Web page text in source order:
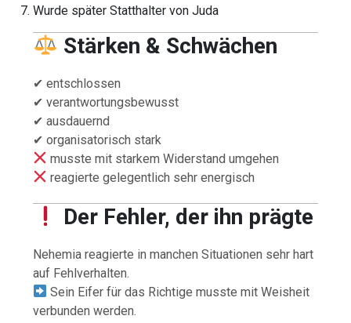
Wurde später Statthalter von Juda
Stärken & Schwächen
✔ entschlossen
✔ verantwortungsbewusst
✔ ausdauernd
✔ organisatorisch stark
musste mit starkem Widerstand umgehen
reagierte gelegentlich sehr energisch
Der Fehler, der ihn prägte
Nehemia reagierte in manchen Situationen sehr hart
auf Fehlverhalten.
Sein Eifer für das Richtige musste mit Weisheit
verbunden werden.